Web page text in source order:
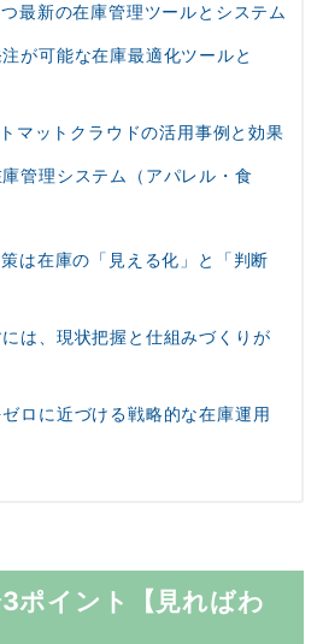
最新の在庫管理ツールとシステム
が可能な在庫最適化ツールと
マットクラウドの活用事例と効果
管理システム（アパレル・食
は在庫の「見える化」と「判断
は、現状把握と仕組みづくりが
ロに近づける戦略的な在庫運用
ポイント【見ればわ